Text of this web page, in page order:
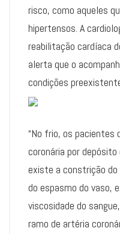
risco, como aqueles
hipertensos. A
reabilitação cardíaca
alerta que o
condições
“No frio, os pacientes
coronária por
existe a constrição
do espasmo do vaso,
viscosidade do
ramo de artéria